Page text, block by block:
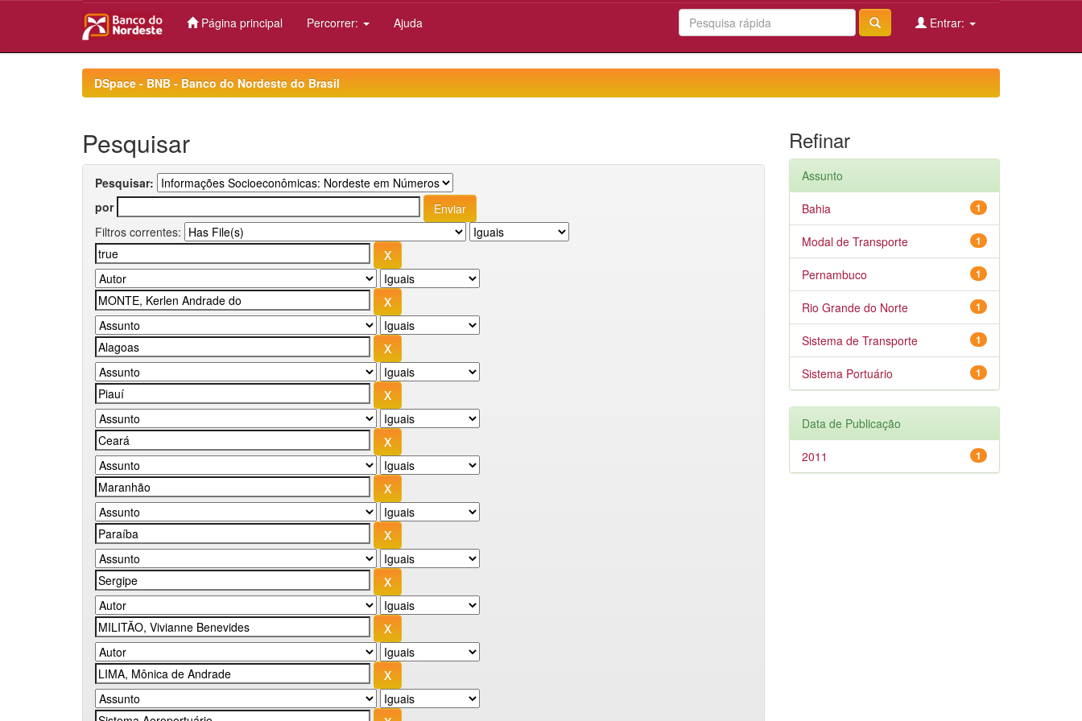
Página principal Percorrer: Ajuda Entrar:
DSpace - BNB - Banco do Nordeste do Brasil
Pesquisar
Pesquisar:
por
Filtros correntes:
Refinar
Assunto
1
Bahia
1
Modal de Transporte
1
Pernambuco
1
Rio Grande do Norte
1
Sistema de Transporte
1
Sistema Portuário
Data de Publicação
1
2011